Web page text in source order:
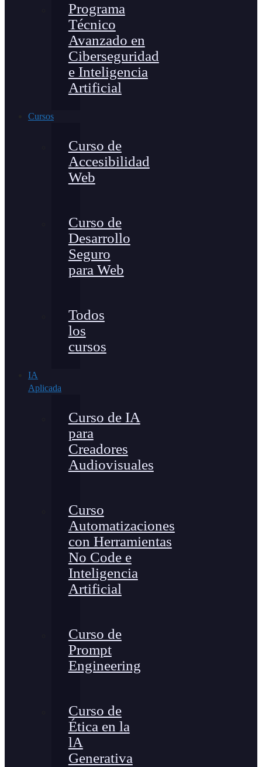
Programa
Técnico
Avanzado en
Ciberseguridad
e Inteligencia
Artificial
Cursos
Curso de
Accesibilidad
Web
Curso de
Desarrollo
Seguro
para Web
Todos
los
cursos
IA
Aplicada
Curso de IA
para
Creadores
Audiovisuales
Curso
Automatizaciones
con Herramientas
No Code e
Inteligencia
Artificial
Curso de
Prompt
Engineering
Curso de
Ética en la
lA
Generativa